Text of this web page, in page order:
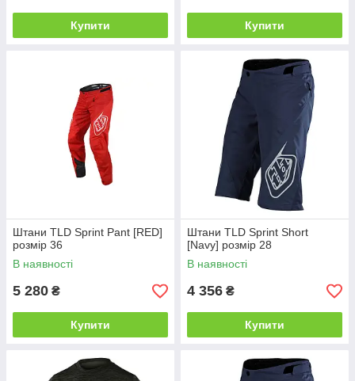
Купити Купити
Штани TLD Sprint Pant [RED]
розмір 36
В наявності
5 280 ₴
Купити
Штани TLD Sprint Short
[Navy] розмір 28
В наявності
4 356 ₴
Купити